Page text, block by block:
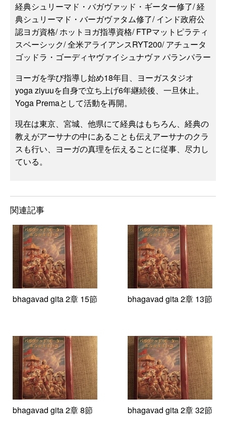
経典シュリーマド・バガヴァッド・ギーター修了/ 経
典シュリーマド・バーガヴァタム修了/ インド政府公
認ヨガ資格/ ホットヨガ指導資格/ FTPマットピラティ
スベーシック/ 全米アライアンスRYT200/ アチュータ
ゴッドラ・ゴーディヤヴァイシュナヴァ パランパラー
ヨーガを学び指導し始め18年目、ヨーガスタジオ
yoga ziyuuを自身で立ち上げ6年継続後、一旦休止。
Yoga Premaとして活動を再開。
現在は東京、宮城、他県にて経典はもちろん、経典の
教えがアーサナの中にあることも伝えアーサナのクラ
スも行い、ヨーガの真理を伝えることに従事、尽力し
ている。
関連記事
bhagavad gita 2章 15節 bhagavad gita 2章 13節
bhagavad gita 2章 8節 bhagavad gita 2章 32節